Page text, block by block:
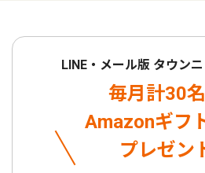
LINE・メール版 タウン
毎月計30
Amazonギフ
プレゼン